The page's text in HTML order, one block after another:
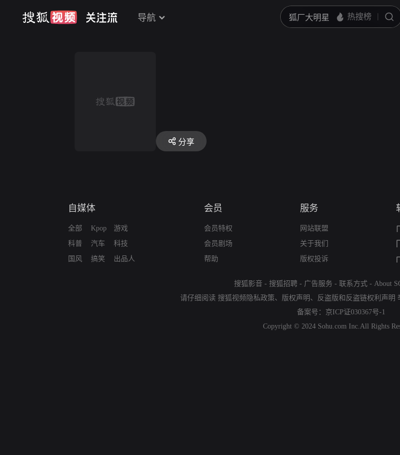
导航
分享
自媒体
全部
科普
国风
Kpop
汽车
搞笑
游戏
科技
出品人
会员
会员特权
会员剧场
帮助
服务
网站联盟
关于我们
版权投诉
搜狐影音 - 搜狐招聘 - 广告服务 - 联系方式 - About
请仔细阅读 搜狐视频隐私政策、 版权声明 、 反盗版和反盗链权利声明
备案号： 京ICP证030367号-1
Copyright © 2024 Sohu.com Inc.All Rights